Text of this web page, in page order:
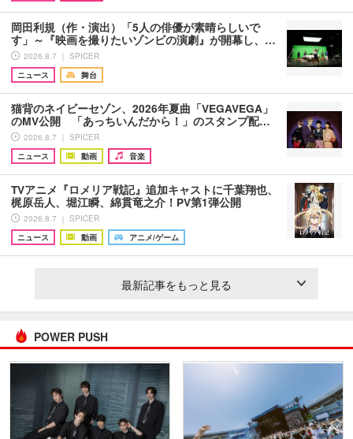
岡田利規（作・演出）「5人の俳優が素晴らしいで
す」～『映画を撮りたいゾンビの演劇』が開幕し、…
2026.8.7 ｜ SPICER
ニュース
舞台
猫背のネイビーセゾン、2026年夏曲「VEGAVEGA」
のMV公開 「あっちいんだから！」のスタンプ配…
2026.8.7 ｜ SPICER
ニュース
動画 音楽
TVアニメ『ロメリア戦記』追加キャストに千葉翔也、
梶原岳人、堀江瞬、綿貫竜之介！PV第1弾公開
2026.8.7 ｜ SPICER
ニュース
動画 アニメ/ゲーム
最新記事をもっと見る
POWER PUSH